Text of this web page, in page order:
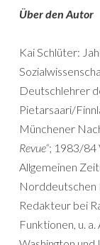
Über den Autor
Kai Schlüter:
Deutschlehrer
Pietarsaari/
Münchener
Revue“; 1983/84
Allgemeinen
Norddeutschen
Redakteur bei
Funktionen, u.